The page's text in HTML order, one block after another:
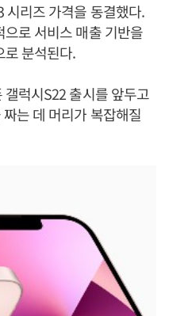
시리즈 가격을 동결했다.
로 서비스 매출 기반을
로 분석된다.
럭시S22 출시를 앞두고
는 데 머리가 복잡해질